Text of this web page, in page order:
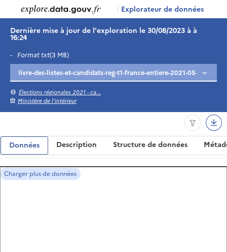
| Explorateur de données
Dernière mise à jour de l'exploration le 30/08/2023 à à
16:24
- Format txt(3 MB)
Élections régionales 2021 - ca...
Ministère de l'intérieur
Données Description Structure de données
Charger plus de données